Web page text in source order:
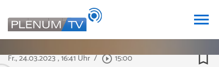
menu
Fr., 24.03.2023, 16:41 Uhr / play_circle_outline15:00 bookmark_border